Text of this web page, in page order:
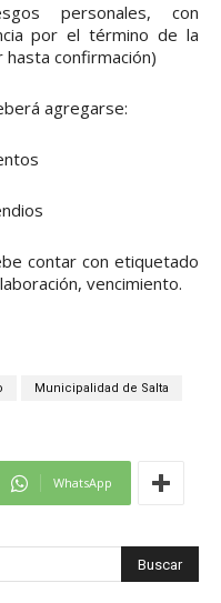
personales, con
por el término de la
hasta confirmación)
agregarse:
contar con etiquetado
vencimiento.
Municipalidad de Salta
WhatsApp